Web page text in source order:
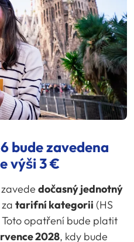
bude zavedena
výši 3 €
dočasný jednotný
za tarifní kategorii (HS
opatření bude platit
2028, kdy bude